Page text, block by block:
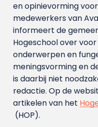
en opinievorming
medewerkers van
informeert de
Hogeschool over
onderwerpen en
meningsvorming en
is daarbij niet
redactie. Op de
artikelen van het
(HOP).